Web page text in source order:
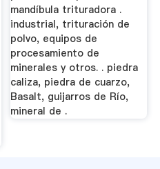
mandíbula trituradora .
industrial, trituración de
polvo, equipos de
procesamiento de
minerales y otros. . piedra
caliza, piedra de cuarzo,
Basalt, guijarros de Río,
mineral de .